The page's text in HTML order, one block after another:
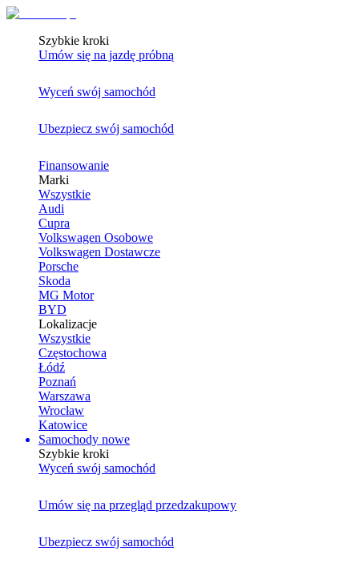
Szybkie kroki
Umów się na jazdę próbną
Wyceń swój samochód
Ubezpiecz swój samochód
Finansowanie
Marki
Wszystkie
Audi
Cupra
Volkswagen Osobowe
Volkswagen Dostawcze
Porsche
Skoda
MG Motor
BYD
Lokalizacje
Wszystkie
Częstochowa
Łódź
Poznań
Warszawa
Wrocław
Katowice
Samochody nowe
Szybkie kroki
Wyceń swój samochód
Umów się na przegląd przedzakupowy
Ubezpiecz swój samochód